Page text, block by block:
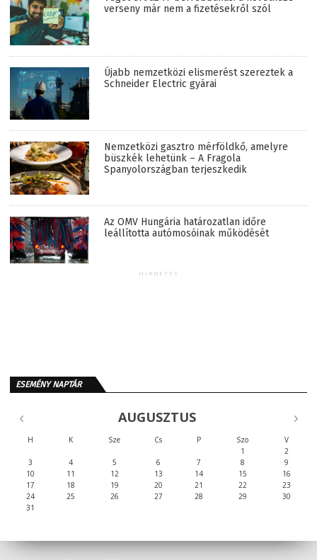
verseny már nem a fizetésekről szól
Újabb nemzetközi elismerést szereztek a
Schneider Electric gyárai
Nemzetközi gasztro mérföldkő, amelyre
büszkék lehetünk – A Fragola
Spanyolországban terjeszkedik
Az OMV Hungária határozatlan időre
leállította autómosóinak működését
HIRDETÉS
ESEMÉNY NAPTÁR
AUGUSZTUS
H K Sze Cs P Szo
V
1
2
3
4 5 6 7 8
9
10
11 12 13 14 15
16
17
18 19 20 21 22
23
24
25 26 27 28 29
30
31